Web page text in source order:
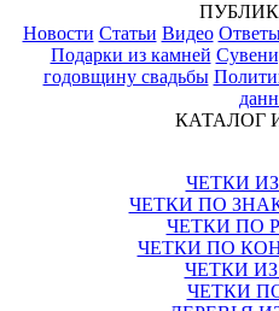
Новости Статьи Видео
Подарки из камней
годовщину свадьбы
КАТАЛОГ
ЧЕТКИ
ЧЕТКИ ПО
ЧЕТКИ ПО
ЧЕТКИ ПО
ЧЕТКИ
ЧЕТКИ